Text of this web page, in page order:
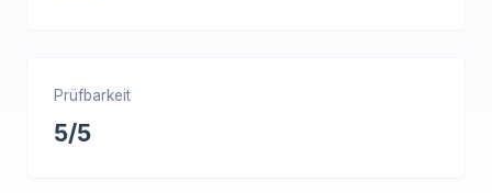
Prüfbarkeit
5/5